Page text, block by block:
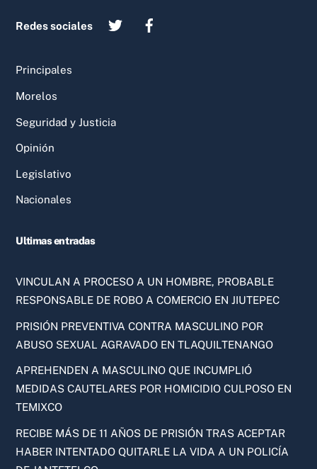
Redes sociales
Principales
Morelos
Seguridad y Justicia
Opinión
Legislativo
Nacionales
Ultimas entradas
VINCULAN A PROCESO A UN HOMBRE, PROBABLE
RESPONSABLE DE ROBO A COMERCIO EN JIUTEPEC
PRISIÓN PREVENTIVA CONTRA MASCULINO POR
ABUSO SEXUAL AGRAVADO EN TLAQUILTENANGO
APREHENDEN A MASCULINO QUE INCUMPLIÓ
MEDIDAS CAUTELARES POR HOMICIDIO CULPOSO EN
TEMIXCO
RECIBE MÁS DE 11 AÑOS DE PRISIÓN TRAS ACEPTAR
HABER INTENTADO QUITARLE LA VIDA A UN POLICÍA